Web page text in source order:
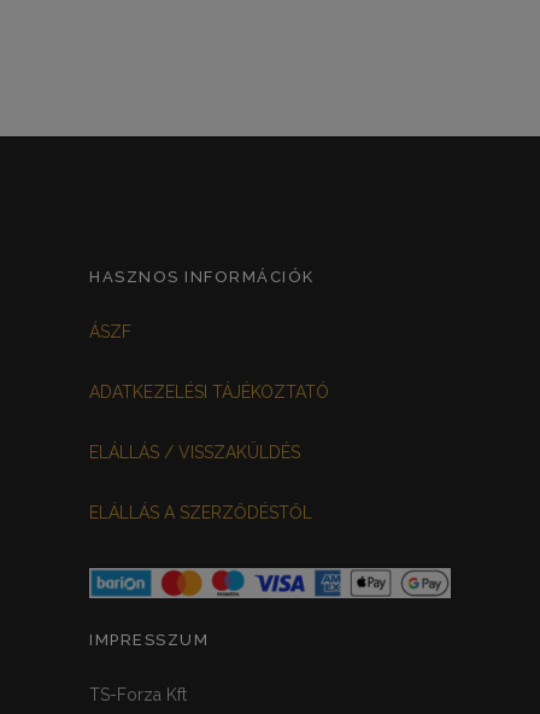
HASZNOS INFORMÁCIÓK
ÁSZF
ADATKEZELÉSI TÁJÉKOZTATÓ
ELÁLLÁS / VISSZAKÜLDÉS
ELÁLLÁS A SZERZŐDÉSTŐL
IMPRESSZUM
TS-Forza Kft